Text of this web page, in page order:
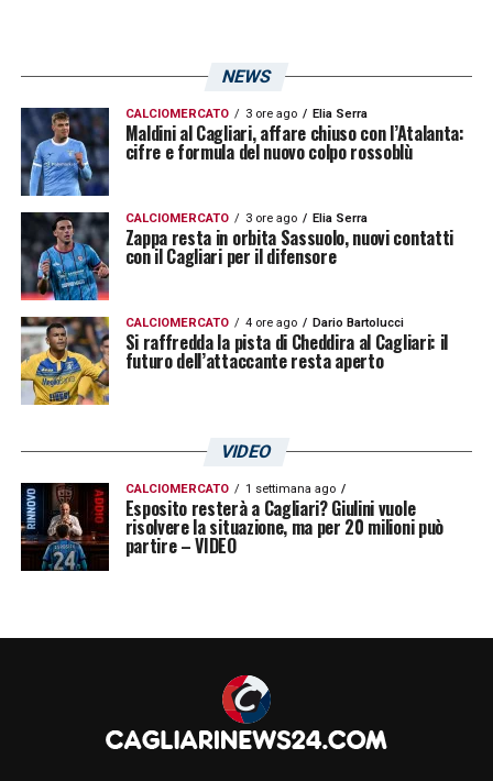
NEWS
CALCIOMERCATO 3 ore ago Elia Serra
Maldini al Cagliari, affare chiuso con l’Atalanta:
cifre e formula del nuovo colpo rossoblù
CALCIOMERCATO 3 ore ago Elia Serra
Zappa resta in orbita Sassuolo, nuovi contatti
con il Cagliari per il difensore
CALCIOMERCATO 4 ore ago Dario Bartolucci
Si raffredda la pista di Cheddira al Cagliari: il
futuro dell’attaccante resta aperto
VIDEO
CALCIOMERCATO 1 settimana ago
Esposito resterà a Cagliari? Giulini vuole
risolvere la situazione, ma per 20 milioni può
partire – VIDEO